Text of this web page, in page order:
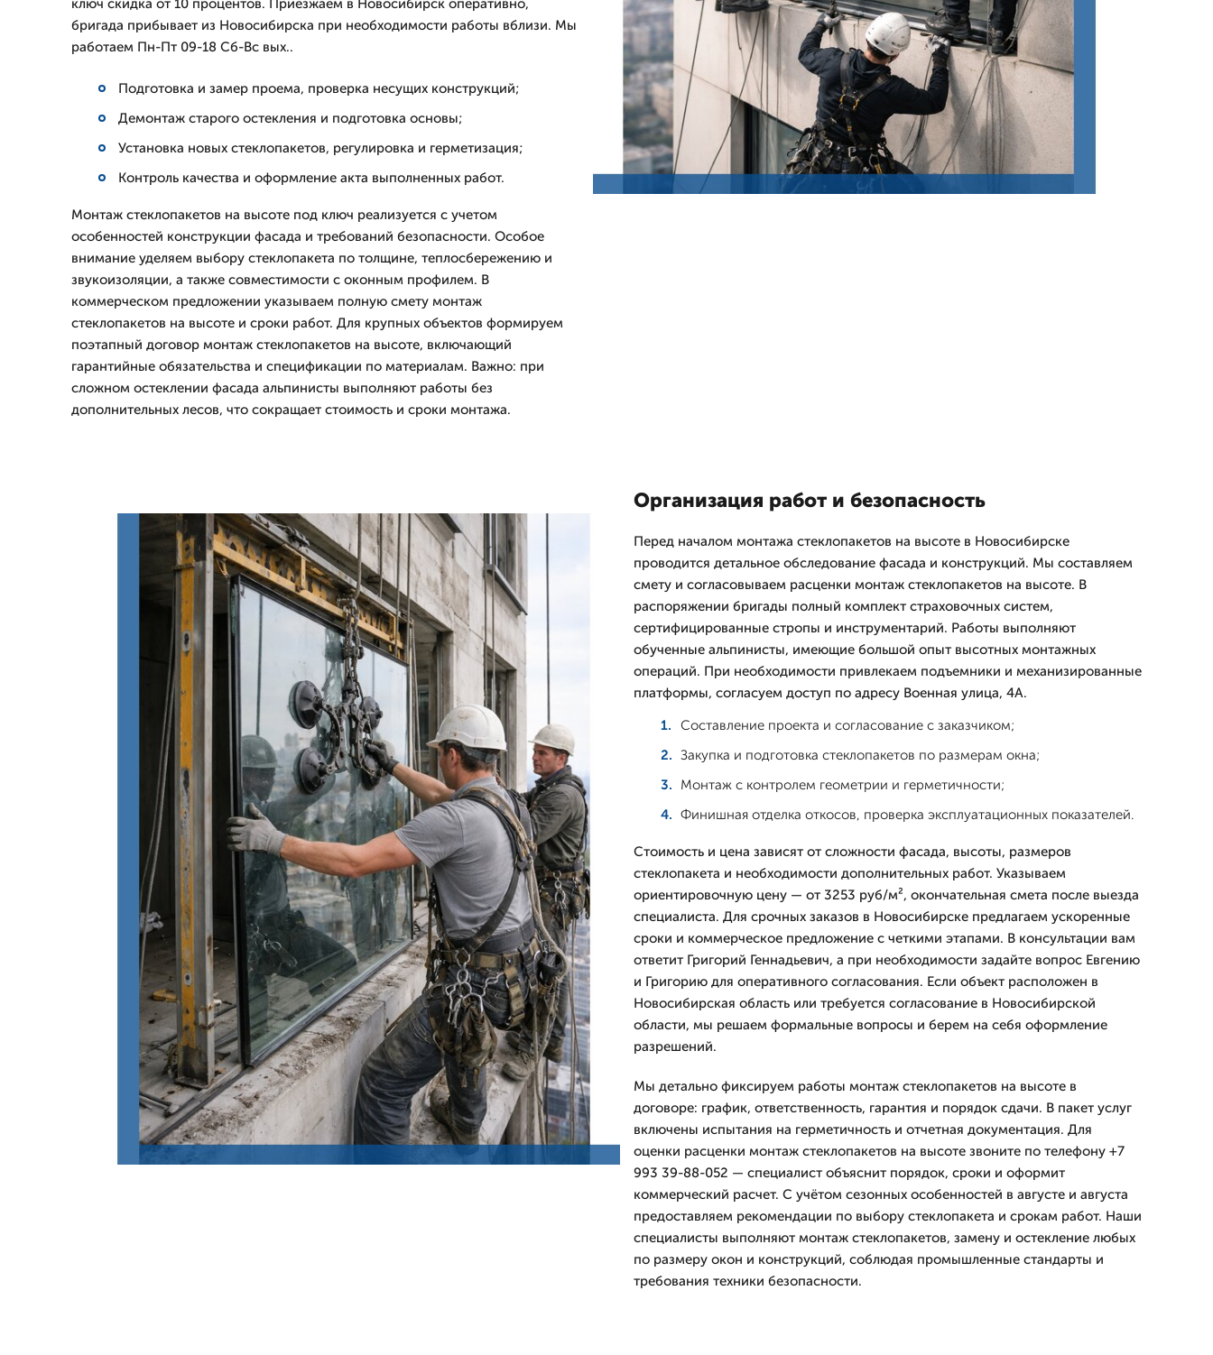
ключ скидка от 10 процентов. Приезжаем в Новосибирск оперативно,
бригада прибывает из Новосибирска при необходимости работы вблизи. Мы
работаем Пн-Пт 09-18 Сб-Вс вых..
Подготовка и замер проема, проверка несущих конструкций;
Демонтаж старого остекления и подготовка основы;
Установка новых стеклопакетов, регулировка и герметизация;
Контроль качества и оформление акта выполненных работ.
Монтаж стеклопакетов на высоте под ключ реализуется с учетом
особенностей конструкции фасада и требований безопасности. Особое
внимание уделяем выбору стеклопакета по толщине, теплосбережению и
звукоизоляции, а также совместимости с оконным профилем. В
коммерческом предложении указываем полную смету монтаж
стеклопакетов на высоте и сроки работ. Для крупных объектов формируем
поэтапный договор монтаж стеклопакетов на высоте, включающий
гарантийные обязательства и спецификации по материалам. Важно: при
сложном остеклении фасада альпинисты выполняют работы без
дополнительных лесов, что сокращает стоимость и сроки монтажа.
Организация работ и безопасность
Перед началом монтажа стеклопакетов на высоте в Новосибирске
проводится детальное обследование фасада и конструкций. Мы составляем
смету и согласовываем расценки монтаж стеклопакетов на высоте. В
распоряжении бригады полный комплект страховочных систем,
сертифицированные стропы и инструментарий. Работы выполняют
обученные альпинисты, имеющие большой опыт высотных монтажных
операций. При необходимости привлекаем подъемники и механизированные
платформы, согласуем доступ по адресу Военная улица, 4А.
Составление проекта и согласование с заказчиком;
Закупка и подготовка стеклопакетов по размерам окна;
Монтаж с контролем геометрии и герметичности;
Финишная отделка откосов, проверка эксплуатационных показателей.
Стоимость и цена зависят от сложности фасада, высоты, размеров
стеклопакета и необходимости дополнительных работ. Указываем
ориентировочную цену — от 3253 руб/м², окончательная смета после выезда
специалиста. Для срочных заказов в Новосибирске предлагаем ускоренные
сроки и коммерческое предложение с четкими этапами. В консультации вам
ответит Григорий Геннадьевич, а при необходимости задайте вопрос Евгению
и Григорию для оперативного согласования. Если объект расположен в
Новосибирская область или требуется согласование в Новосибирской
области, мы решаем формальные вопросы и берем на себя оформление
разрешений.
Мы детально фиксируем работы монтаж стеклопакетов на высоте в
договоре: график, ответственность, гарантия и порядок сдачи. В пакет услуг
включены испытания на герметичность и отчетная документация. Для
оценки расценки монтаж стеклопакетов на высоте звоните по телефону +7
993 39-88-052 — специалист объяснит порядок, сроки и оформит
коммерческий расчет. С учётом сезонных особенностей в августе и августа
предоставляем рекомендации по выбору стеклопакета и срокам работ. Наши
специалисты выполняют монтаж стеклопакетов, замену и остекление любых
по размеру окон и конструкций, соблюдая промышленные стандарты и
требования техники безопасности.